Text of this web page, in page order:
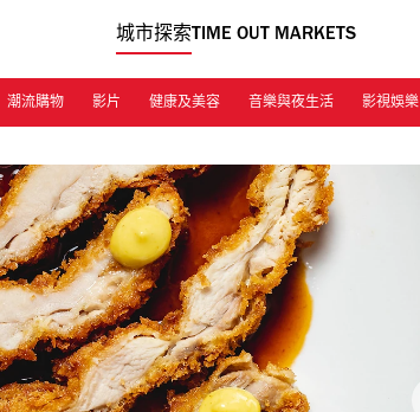
城市探索TIME OUT MARKETS
潮流購物 影片 健康及美容 音樂與夜生活 影視娛樂